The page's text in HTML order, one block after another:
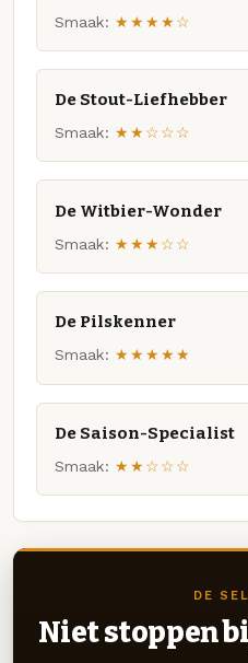
Smaak: ★★★★☆
De Stout-Liefhebber
Smaak: ★★☆☆☆
De Witbier-Wonder
Smaak: ★★★☆☆
De Pilskenner
Smaak: ★★★★★
De Saison-Specialist
Smaak: ★★☆☆☆
DE
Niet stoppen